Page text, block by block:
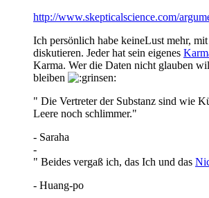
http://www.skepticalscience.com/
Ich persönlich habe keineLust mehr,
diskutieren. Jeder hat sein eigenes
Karma. Wer die Daten nicht glauben
bleiben
" Die Vertreter der Substanz sind wie
Leere noch schlimmer."
- Saraha
-
" Beides vergaß ich, das Ich und das
- Huang-po